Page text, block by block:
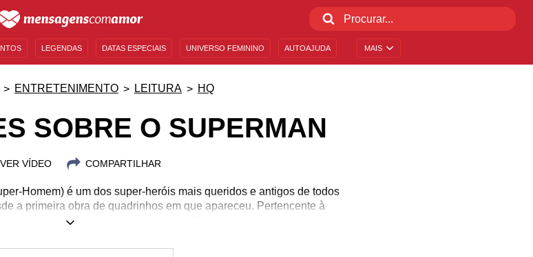
MAIS
LEGENDAS DATAS ESPECIAIS UNIVERSO FEMININO AUTOAJUDA
ENTRETENIMENTO LEITURA HQ
SOBRE O SUPERMAN
VER VÍDEO COMPARTILHAR
Homem) é um dos super-heróis mais queridos e antigos de todos
a primeira obra de quadrinhos em que apareceu. Pertencente à
se disfarça como o mero humano Clark Kent conquistou o mundo
sempre que ele é capaz de voar? Pois então aproveite para se